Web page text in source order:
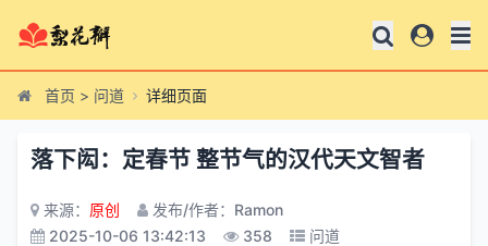
首页 > 问道 详细页面
落下闳：定春节 整节气的汉代天文智者
来源： 原创
发布/作者：Ramon
2025-10-06 13:42:13
358 问道